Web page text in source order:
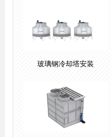
玻璃钢冷却塔安装